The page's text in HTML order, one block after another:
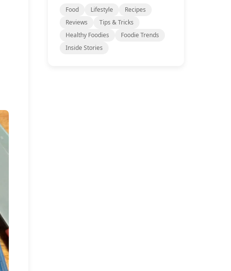
Food Lifestyle
Recipes
Reviews
Tips & Tricks
Healthy Foodies
Foodie Trends
Inside Stories